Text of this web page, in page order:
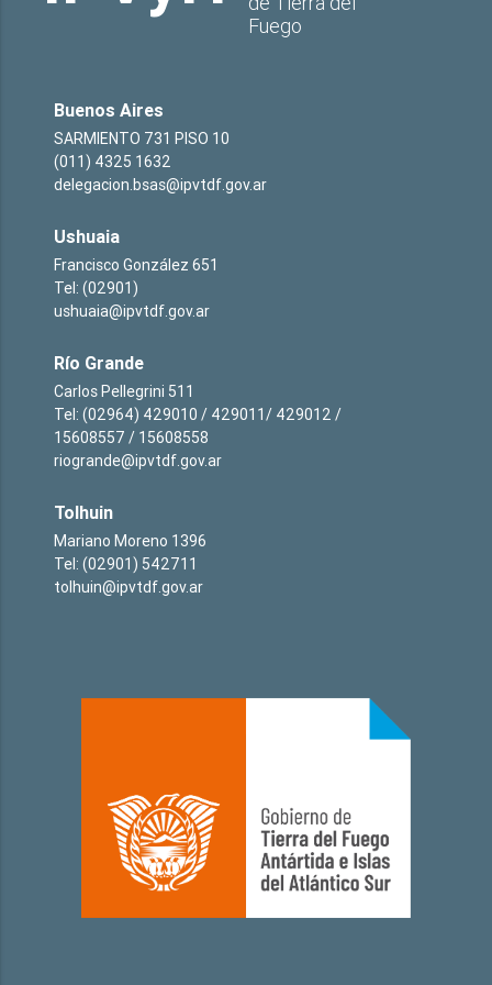
Fuego
Buenos Aires
SARMIENTO 731 PISO 10
(011) 4325 1632
delegacion.bsas@ipvtdf.gov.ar
Ushuaia
Francisco González 651
Tel: (02901)
ushuaia@ipvtdf.gov.ar
Río Grande
Carlos Pellegrini 511
Tel: (02964) 429010 / 429011/ 429012 /
15608557 / 15608558
riogrande@ipvtdf.gov.ar
Tolhuin
Mariano Moreno 1396
Tel: (02901) 542711
tolhuin@ipvtdf.gov.ar